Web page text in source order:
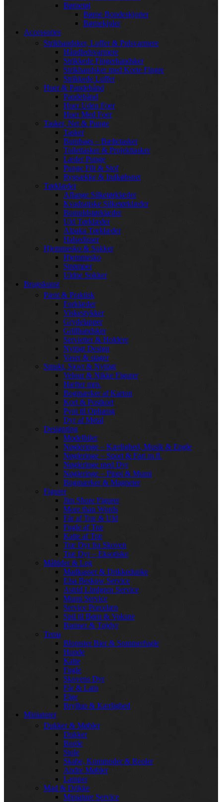
Børnetøj
Børne Bondeskjorter
Børnekjoler
Accessories
Strikhandsker, Luffer & Pulsvarmere
Håndledsvarmere
Strikkede Fingerhandsker
Strikhandsker med Korte Fingre
Strikkede Luffer
Huer & Pandebånd
Pandebånd
Huer Uden Foer
Huer Med Foer
Tasker, Net & Punge
Tasker
Bumbags – Bæltetasker
Toilettasker & Projekttasker
Læder Punge
Punge Filt & Stof
Rygsække & Indkøbsnet
Tørklæder
Aflange Silketørklæder
Kvadratiske Silketørklæder
Bomuldstørklæder
Uld Tørklæder
Alpaka Tørklæder
Halsedisser
Hjemmesko & Sokker
Hjemmesko
Strømper
Uldne Sokker
Brugskunst
Pænt & Praktisk
Forklæder
Viskestykker
Grydelapper
Grillhandsker
Servietter & Holdere
Nyttigt Design
Vaser & stager
Smukt, Sjovt & Nyttigt
Velour & Nikke Figurer
Hæfter mm.
Bogmærker af Karton
Kort & Postkort
Pynt til Ophæng
Dyr af Metal
Designting
Modelbiler
Nøgleringe – Kærlighed, Musik & Engle
Nøgleringe – Sport & Fart m.fl.
Nøgleringe med Dyr
Nøgleringe – Pippi & Mumi
Bogmærker & Magneter
Figurer
Jim Shore Figurer
More than Words
Får af Træ & Uld
Fugle af Træ
Katte af Træ
Træ Dyr fra Skoven
Træ Dyr – Eksotiske
Måltider & Leg
Madkasser & Drikkedunke
Elsa Beskow Service
Astrid Lindgren Service
Mumi Service
Service Porcelæn
Spil til Børn & Voksne
Bamser & Tøjdyr
Tema
Blomster Bier & Sommerfugle
Hunde
Katte
Fugle
Skovens Dyr
Får & Lam
Elge
Bryllup & Kærlighed
Miniaturer
Dukker & Møbler
Dukker
Borde
Stole
Skabe, Kommoder & Reoler
Andre Møbler
Lamper
Mad & Drikke
Miniature Service